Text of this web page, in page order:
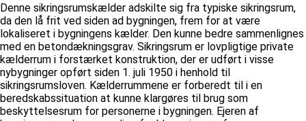
Denne sikringsrumskælder adskilte sig fra typiske sikringsrum,
da den lå frit ved siden ad bygningen, frem for at være
lokaliseret i bygningens kælder. Den kunne bedre sammenlignes
med en betondækningsgrav. Sikringsrum er lovpligtige private
kælderrum i forstærket konstruktion, der er udført i visse
nybygninger opført siden 1. juli 1950 i henhold til
sikringsrumsloven. Kælderrummene er forberedt til i en
beredskabssituation at kunne klargøres til brug som
beskyttelsesrum for personerne i bygningen. Ejeren af